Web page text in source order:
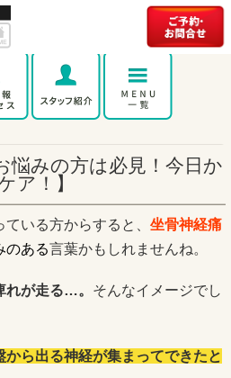
悩みの方は必見！今日か
ア！】
いる方からすると、 坐骨神経痛
のある言葉かもしれませんね。
れが走る…。 そんなイメージでし
ら出る神経が集まってできたと